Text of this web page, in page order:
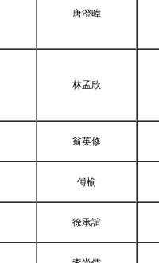
唐澄暐
林孟欣
翁英修
傅榆
徐承誼